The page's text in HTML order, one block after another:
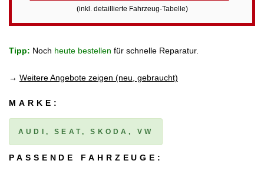
(inkl. detaillierte Fahrzeug-Tabelle)
Tipp: Noch heute bestellen für schnelle Reparatur.
→ Weitere Angebote zeigen (neu, gebraucht)
MARKE:
AUDI, SEAT, SKODA, VW
PASSENDE FAHRZEUGE: